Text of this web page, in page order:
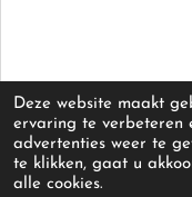
Deze website maakt
ervaring te verbeteren
advertenties weer te
te klikken, gaat u
alle cookies.
© 2024 - 2026 MasiveFit
Powered byJouwWeb